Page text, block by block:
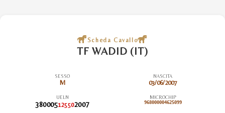
Scheda Cavallo
TF WADID (IT)
SESSO
M
NASCITA
03/06/2007
UELN
380005125502007
MICROCHIP
968000004625099